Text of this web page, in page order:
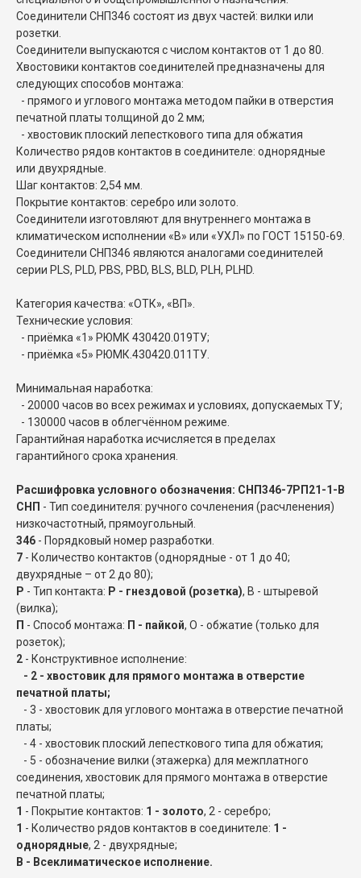
Соединители СНП346 состоят из двух частей: вилки или
розетки.
Соединители выпускаются с числом контактов от 1 до 80.
Хвостовики контактов соединителей предназначены для
следующих способов монтажа:
- прямого и углового монтажа методом пайки в отверстия
печатной платы толщиной до 2 мм;
- хвостовик плоский лепесткового типа для обжатия
Количество рядов контактов в соединителе: однорядные
или двухрядные.
Шаг контактов: 2,54 мм.
Покрытие контактов: серебро или золото.
Соединители изготовляют для внутреннего монтажа в
климатическом исполнении «В» или «УХЛ» по ГОСТ 15150-69.
Соединители СНП346 являются аналогами соединителей
серии PLS, PLD, PBS, PBD, BLS, BLD, PLH, PLHD.
Категория качества: «ОТК», «ВП».
Технические условия:
- приёмка «1» РЮМК 430420.019ТУ;
- приёмка «5» РЮМК.430420.011ТУ.
Минимальная наработка:
- 20000 часов во всех режимах и условиях, допускаемых ТУ;
- 130000 часов в облегчённом режиме.
Гарантийная наработка исчисляется в пределах
гарантийного срока хранения.
Расшифровка условного обозначения: СНП346-7РП21-1-В
СНП - Тип соединителя: ручного сочленения (расчленения)
низкочастотный, прямоугольный.
346 - Порядковый номер разработки.
7 - Количество контактов (однорядные - от 1 до 40;
двухрядные – от 2 до 80);
Р - Тип контакта: Р - гнездовой (розетка), В - штыревой
(вилка);
П - Способ монтажа: П - пайкой, О - обжатие (только для
розеток);
2 - Конструктивное исполнение:
- 2 - хвостовик для прямого монтажа в отверстие
печатной платы;
- 3 - хвостовик для углового монтажа в отверстие печатной
платы;
- 4 - хвостовик плоский лепесткового типа для обжатия;
- 5 - обозначение вилки (этажерка) для межплатного
соединения, хвостовик для прямого монтажа в отверстие
печатной платы;
1 - Покрытие контактов: 1 - золото, 2 - серебро;
1 - Количество рядов контактов в соединителе: 1 -
однорядные, 2 - двухрядные;
В - Всеклиматическое исполнение.